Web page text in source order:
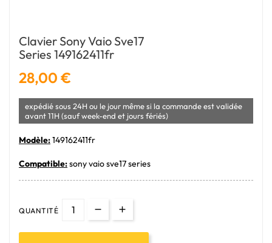
Clavier Sony Vaio Sve17
Series 149162411fr
28,00 €
expédié sous 24H ou le jour même si la commande est validée
avant 11H (sauf week-end et jours fériés)
Modèle:149162411fr
Compatible:sony vaio sve17 series
QUANTITÉ